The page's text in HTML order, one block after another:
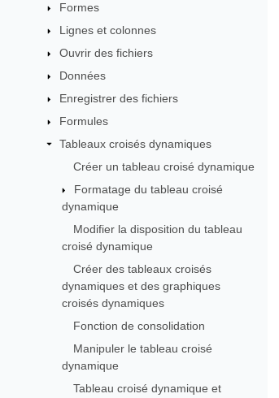
Formes
Lignes et colonnes
Ouvrir des fichiers
Données
Enregistrer des fichiers
Formules
Tableaux croisés dynamiques
Créer un tableau croisé dynamique
Formatage du tableau croisé
dynamique
Modifier la disposition du tableau
croisé dynamique
Créer des tableaux croisés
dynamiques et des graphiques
croisés dynamiques
Fonction de consolidation
Manipuler le tableau croisé
dynamique
Tableau croisé dynamique et